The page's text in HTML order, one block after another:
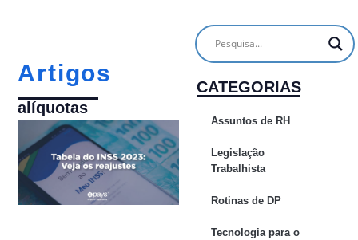
Artigos
alíquotas
CATEGORIAS
Assuntos de RH
Legislação
Trabalhista
Rotinas de DP
Tecnologia para o